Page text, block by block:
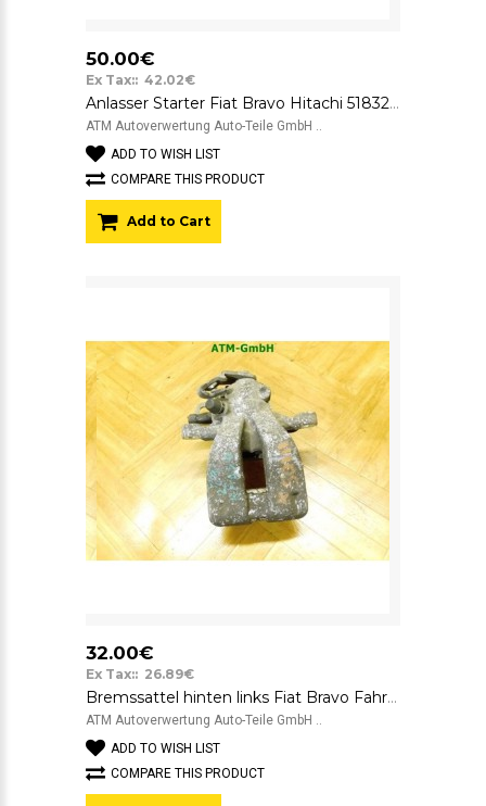
50.00€
Ex Tax:: 42.02€
Anlasser Starter Fiat Bravo Hitachi 51832950 12v 1.0 kW
ATM Autoverwertung Auto-Teile GmbH ..
ADD TO WISH LIST
COMPARE THIS PRODUCT
Add to Cart
32.00€
Ex Tax:: 26.89€
Bremssattel hinten links Fiat Bravo Fahrerseite
ATM Autoverwertung Auto-Teile GmbH ..
ADD TO WISH LIST
COMPARE THIS PRODUCT